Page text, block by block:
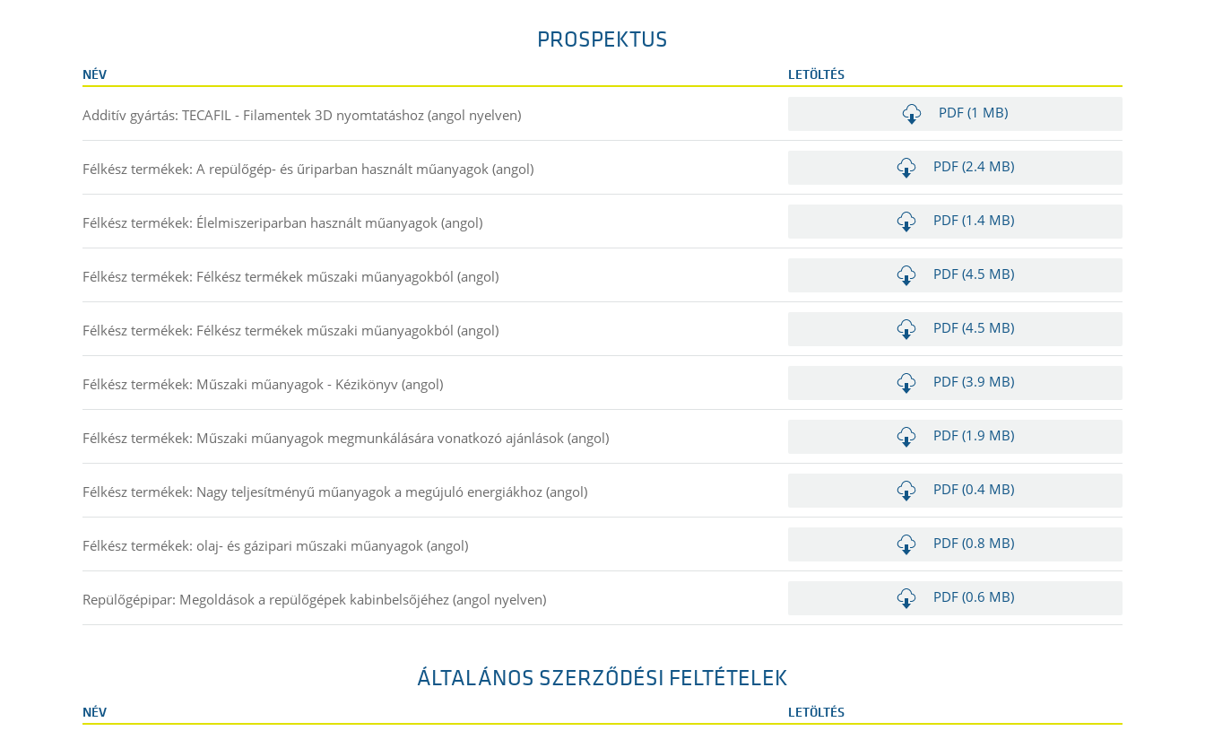
PROSPEKTUS
NÉV LETÖLTÉS
Additív gyártás: TECAFIL - Filamentek 3D nyomtatáshoz (angol nyelven) PDF (1 MB)
Félkész termékek: A repülőgép- és űriparban használt műanyagok (angol) PDF (2.4 MB)
Félkész termékek: Élelmiszeriparban használt műanyagok (angol) PDF (1.4 MB)
Félkész termékek: Félkész termékek műszaki műanyagokból (angol) PDF (4.5 MB)
Félkész termékek: Félkész termékek műszaki műanyagokból (angol) PDF (4.5 MB)
Félkész termékek: Műszaki műanyagok - Kézikönyv (angol) PDF (3.9 MB)
Félkész termékek: Műszaki műanyagok megmunkálására vonatkozó ajánlások (angol) PDF (1.9 MB)
Félkész termékek: Nagy teljesítményű műanyagok a megújuló energiákhoz (angol) PDF (0.4 MB)
Félkész termékek: olaj- és gázipari műszaki műanyagok (angol) PDF (0.8 MB)
Repülőgépipar: Megoldások a repülőgépek kabinbelsőjéhez (angol nyelven) PDF (0.6 MB)
ÁLTALÁNOS SZERZŐDÉSI FELTÉTELEK
NÉV LETÖLTÉS